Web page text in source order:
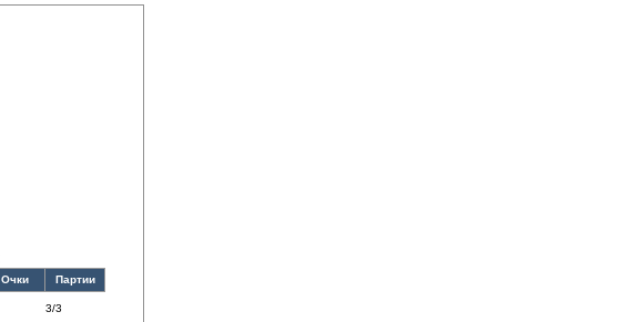
Очки Партии
3/3